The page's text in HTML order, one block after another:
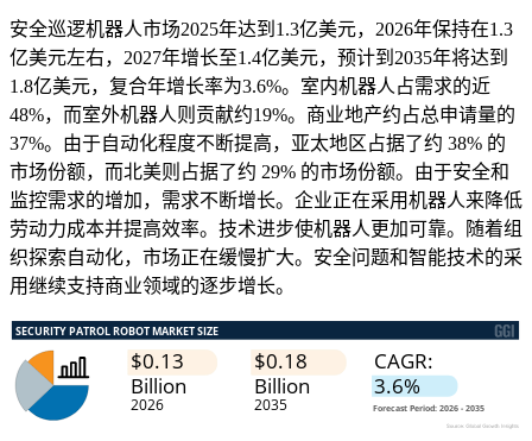
安全巡逻机器人市场2025年达到1.3亿美元，2026年保持在1.3
亿美元左右，2027年增长至1.4亿美元，预计到2035年将达到
1.8亿美元，复合年增长率为3.6%。室内机器人占需求的近
48%，而室外机器人则贡献约19%。商业地产约占总申请量的
37%。由于自动化程度不断提高，亚太地区占据了约 38% 的
市场份额，而北美则占据了约 29% 的市场份额。由于安全和
监控需求的增加，需求不断增长。企业正在采用机器人来降低
劳动力成本并提高效率。技术进步使机器人更加可靠。随着组
织探索自动化，市场正在缓慢扩大。安全问题和智能技术的采
用继续支持商业领域的逐步增长。